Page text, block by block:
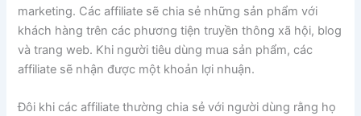
marketing. Các affiliate sẽ chia sẻ những sản phẩm với
khách hàng trên các phương tiện truyền thông xã hội, blog
và trang web. Khi người tiêu dùng mua sản phẩm, các
affiliate sẽ nhận được một khoản lợi nhuận.
Đôi khi các affiliate thường chia sẻ với người dùng rằng họ